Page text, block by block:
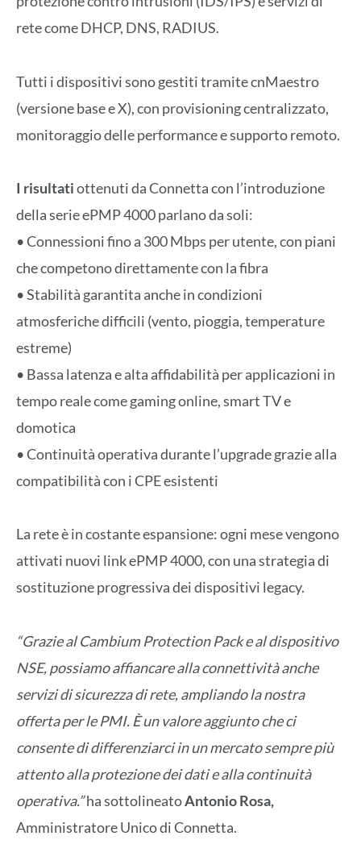
rete come DHCP, DNS, RADIUS.
Tutti i dispositivi sono gestiti tramite cnMaestro
(versione base e X), con provisioning centralizzato,
monitoraggio delle performance e supporto remoto.
I risultatiottenuti da Connetta con l’introduzione
della serie ePMP 4000 parlano da soli:
• Connessioni fino a 300 Mbps per utente, con piani
che competono direttamente con la fibra
• Stabilità garantita anche in condizioni
atmosferiche difficili (vento, pioggia, temperature
estreme)
• Bassa latenza e alta affidabilità per applicazioni in
tempo reale come gaming online, smart TV e
domotica
• Continuità operativa durante l’upgrade grazie alla
compatibilità con i CPE esistenti
La rete è in costante espansione: ogni mese vengono
attivati nuovi link ePMP 4000, con una strategia di
sostituzione progressiva dei dispositivi legacy.
“Grazie al Cambium Protection Pack e al dispositivo
NSE, possiamo affiancare alla connettività anche
servizi di sicurezza di rete, ampliando la nostra
offerta per le PMI. È un valore aggiunto che ci
consente di differenziarci in un mercato sempre più
attento alla protezione dei dati e alla continuità
operativa.”ha sottolineatoAntonio Rosa,
Amministratore Unico di Connetta.